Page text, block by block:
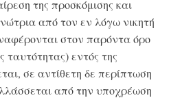
της προσκόμισης και
από τον εν λόγω νικητή
στον παρόντα όρο
ταυτότητας) εντός της
σε αντίθετη δε περίπτωση
από την υποχρέωση